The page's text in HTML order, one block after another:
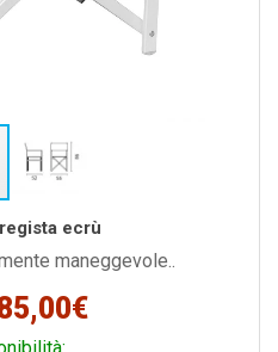
ecrù
maneggevole..